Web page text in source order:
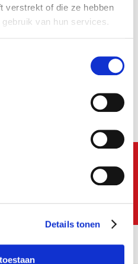
verstrekt of die ze hebben
van hun services.
Details tonen
1
privacy statement